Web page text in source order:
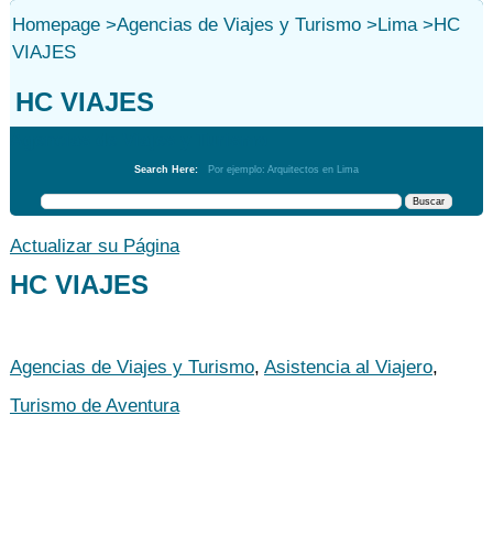
Homepage>Agencias de Viajes y Turismo>Lima>HC
VIAJES
HC VIAJES
Search Here: Por ejemplo: Arquitectos en Lima
Actualizar su Página
HC VIAJES
Agencias de Viajes y Turismo, Asistencia al Viajero,
Turismo de Aventura